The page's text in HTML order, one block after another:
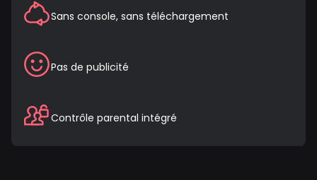
Sans console, sans téléchargement
Pas de publicité
Contrôle parental intégré